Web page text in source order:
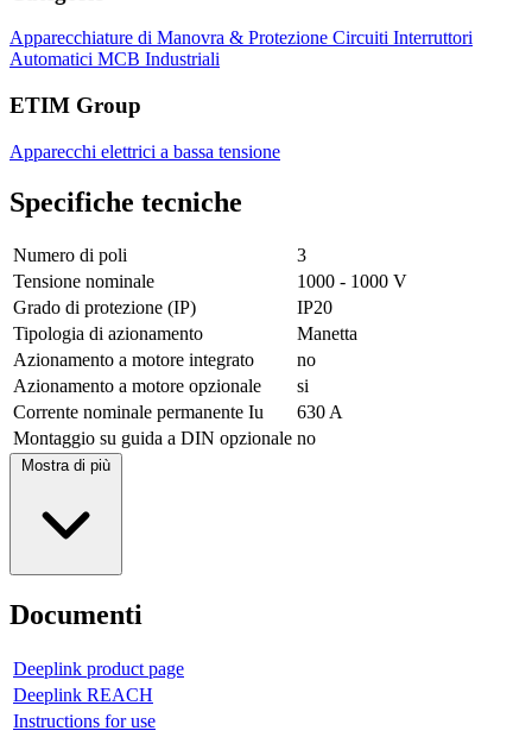
Apparecchiature di Manovra & Protezione Circuiti Interruttori
Automatici MCB Industriali
ETIM Group
Apparecchi elettrici a bassa tensione
Specifiche tecniche
Numero di poli
3
Tensione nominale
1000 - 1000 V
Grado di protezione (IP)
IP20
Tipologia di azionamento
Manetta
Azionamento a motore integrato
no
Azionamento a motore opzionale
si
Corrente nominale permanente Iu
630 A
Montaggio su guida a DIN opzionale no
Mostra di più
Documenti
Deeplink product page
Deeplink REACH
Instructions for use